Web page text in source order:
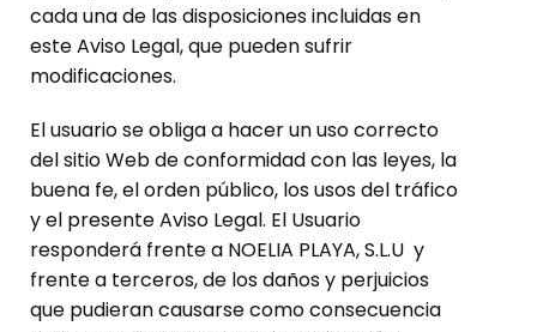
cada una de las disposiciones incluidas en
este Aviso Legal, que pueden sufrir
modificaciones.
El usuario se obliga a hacer un uso correcto
del sitio Web de conformidad con las leyes, la
buena fe, el orden público, los usos del tráfico
y el presente Aviso Legal. El Usuario
responderá frente a NOELIA PLAYA, S.L.U y
frente a terceros, de los daños y perjuicios
que pudieran causarse como consecuencia